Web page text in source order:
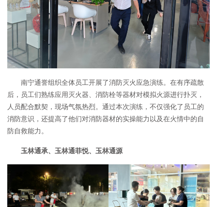
南宁通誉组织全体员工开展了消防灭火应急演练。在有序疏散
后，员工们熟练应用灭火器、消防栓等器材对模拟火源进行扑灭，
人员配合默契，现场气氛热烈。通过本次演练，不仅强化了员工的
消防意识，还提高了他们对消防器材的实操能力以及在火情中的自
防自救能力。
玉林通承、玉林通菲悦、玉林通源